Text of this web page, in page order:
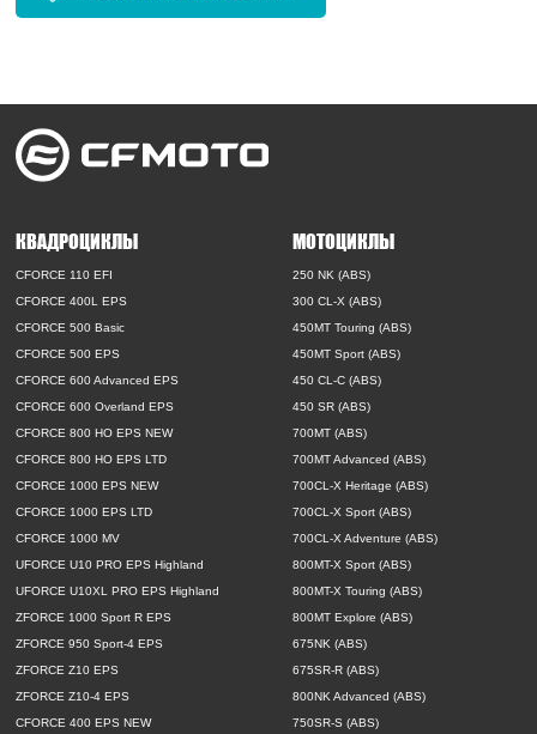
КВАДРОЦИКЛЫ
CFORCE 110 EFI
CFORCE 400L EPS
CFORCE 500 Basic
CFORCE 500 EPS
CFORCE 600 Advanced EPS
CFORCE 600 Overland EPS
CFORCE 800 HO EPS NEW
CFORCE 800 HO EPS LTD
CFORCE 1000 EPS NEW
CFORCE 1000 EPS LTD
CFORCE 1000 MV
UFORCE U10 PRO EPS Highland
UFORCE U10XL PRO EPS Highland
ZFORCE 1000 Sport R EPS
ZFORCE 950 Sport-4 EPS
ZFORCE Z10 EPS
ZFORCE Z10-4 EPS
CFORCE 400 EPS NEW
МОТОЦИКЛЫ
250 NK (ABS)
300 CL-X (ABS)
450MT Touring (ABS)
450MT Sport (ABS)
450 CL-C (ABS)
450 SR (ABS)
700MT (ABS)
700MT Advanced (ABS)
700CL-X Heritage (ABS)
700CL-X Sport (ABS)
700CL-X Adventure (ABS)
800MT-X Sport (ABS)
800MT-X Touring (ABS)
800MT Explore (ABS)
675NK (ABS)
675SR-R (ABS)
800NK Advanced (ABS)
750SR-S (ABS)